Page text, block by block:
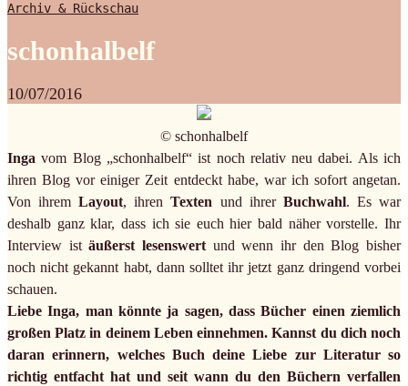
Archiv & Rückschau
schonhalbelf
10/07/2016
© schonhalbelf
Inga vom Blog „schonhalbelf“ ist noch relativ neu dabei. Als ich
ihren Blog vor einiger Zeit entdeckt habe, war ich sofort angetan.
Von ihremLayout, ihrenTexten und ihrer Buchwahl. Es war
deshalb ganz klar, dass ich sie euch hier bald näher vorstelle. Ihr
Interview istäußerst lesenswert und wenn ihr den Blog bisher
noch nicht gekannt habt, dann solltet ihr jetzt ganz dringend vorbei
schauen.
Liebe Inga, man könnte ja sagen, dass Bücher einen ziemlich
großen Platz in deinem Leben einnehmen. Kannst du dich noch
daran erinnern, welches Buch deine Liebe zur Literatur so
richtig entfacht hat und seit wann du den Büchern verfallen